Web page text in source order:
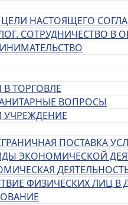
НАСТОЯЩЕГО
СОТРУДНИЧЕСТВО
В ТОРГОВЛЕ
ВОПРОСЫ
УЧРЕЖДЕНИЕ
ПОСТАВКА
ЭКОНОМИЧЕСКОЙ
ФИЗИЧЕСКИХ ЛИЦ В